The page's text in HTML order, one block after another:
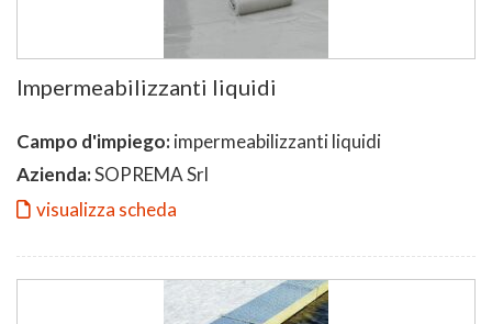
Impermeabilizzanti liquidi
Campo d'impiego:impermeabilizzanti liquidi
Azienda:SOPREMA Srl
visualizza scheda